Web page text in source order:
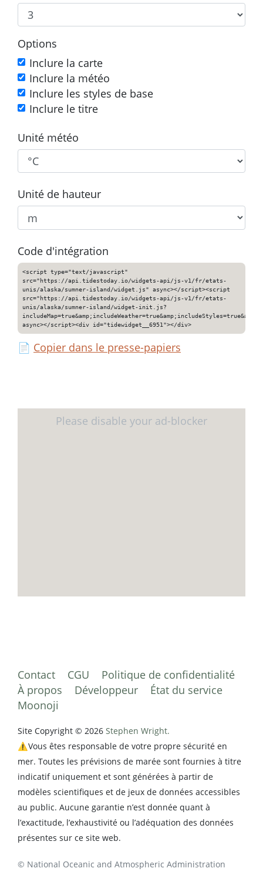
Options
Inclure la carte
Inclure la météo
Inclure les styles de base
Inclure le titre
Unité météo
Unité de hauteur
Code d'intégration
<script type="text/javascript"
src="https://api.tidestoday.io/widgets-api/js-v1/fr/etats-
unis/alaska/sumner-island/widget.js" async></script><script
src="https://api.tidestoday.io/widgets-api/js-v1/fr/etats-
unis/alaska/sumner-island/widget-init.js?
async></script><div id="tidewidget__6951"></div>
📄 Copier dans le presse-papiers
Contact CGU
Politique de confidentialité
À propos
Développeur
État du service
Moonoji
Site Copyright © 2026 Stephen Wright.
⚠️Vous êtes responsable de votre propre sécurité en
mer. Toutes les prévisions de marée sont fournies à titre
indicatif uniquement et sont générées à partir de
modèles scientifiques et de jeux de données accessibles
au public. Aucune garantie n’est donnée quant à
l’exactitude, l’exhaustivité ou l’adéquation des données
présentes sur ce site web.
© National Oceanic and Atmospheric Administration